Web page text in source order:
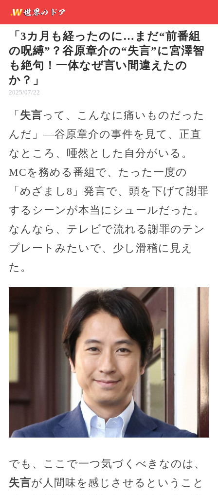
「3カ月も経ったのに…まだ“前番組
の呪縛”？谷原章介の“失言”に宮澤智
も絶句！一体なぜ言い間違えたの
か？」
2025/07/22
「 失言って、こんなに痛いものだった
んだ」—谷原章介の事件を見て、正直
なところ、唖然とした自分がいる。
MCを務める番組で、たった一度の
「めざまし8」発言で、頭を下げて謝罪
するシーンが本当にシュールだった。
なんなら、テレビで流れる謝罪のテン
プレートみたいで、少し滑稽に見え
た。
でも、ここで一つ気づくべきなのは、
失言が人間味を感じさせるということ